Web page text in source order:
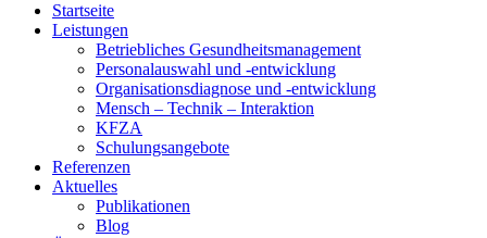
Startseite
Leistungen
Betriebliches Gesundheitsmanagement
Personalauswahl und -entwicklung
Organisationsdiagnose und -entwicklung
Mensch – Technik – Interaktion
KFZA
Schulungsangebote
Referenzen
Aktuelles
Publikationen
Blog